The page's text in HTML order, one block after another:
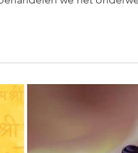
om te lezen
onvoorwaardelijke
serie artikelen over
we het